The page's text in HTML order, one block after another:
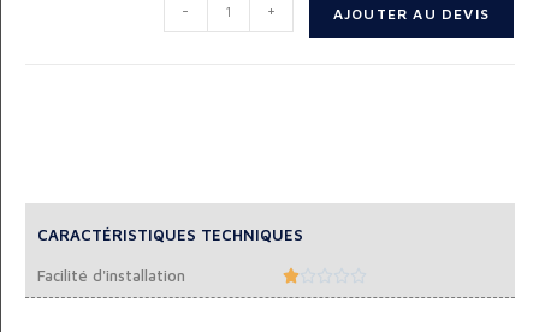
- + AJOUTER AU DEVIS
CARACTÉRISTIQUES TECHNIQUES
Facilité d'installation 